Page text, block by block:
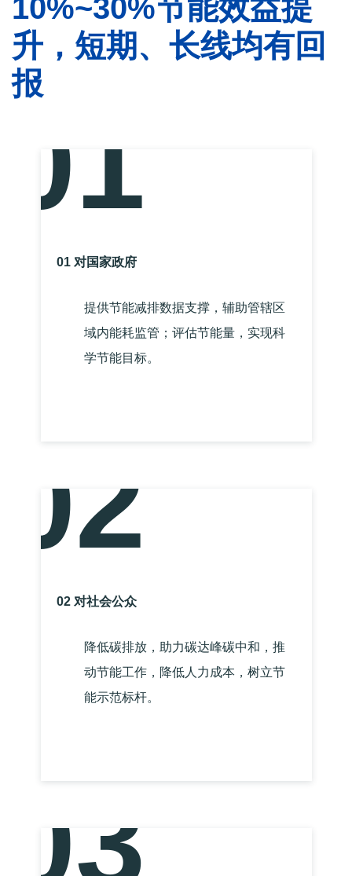
10%~30%节能效益提
升，短期、长线均有回
报
01
01 对国家政府
提供节能减排数据支撑，辅助管辖区
域内能耗监管；评估节能量，实现科
学节能目标。
02
02 对社会公众
降低碳排放，助力碳达峰碳中和，推
动节能工作，降低人力成本，树立节
能示范标杆。
03